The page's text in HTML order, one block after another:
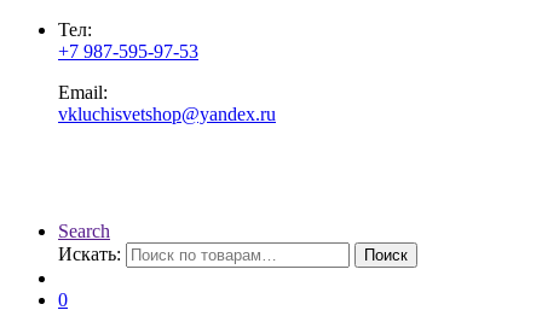
Тел:
+7 987-595-97-53
Email:
vkluchisvetshop@yandex.ru
Search
Искать:
Поиск
0